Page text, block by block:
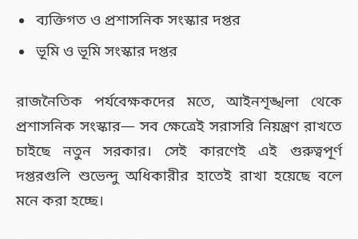
ব্যক্তিগত ও প্রশাসনিক সংস্কার দপ্তর
ভূমি ও ভূমি সংস্কার দপ্তর
রাজনৈতিক পর্যবেক্ষকদের মতে, আইনশৃঙ্খলা থেকে
প্রশাসনিক সংস্কার— সব ক্ষেত্রেই সরাসরি নিয়ন্ত্রণ রাখতে
চাইছে নতুন সরকার। সেই কারণেই এই গুরুত্বপূর্ণ
দপ্তরগুলি শুভেন্দু অধিকারীর হাতেই রাখা হয়েছে বলে
মনে করা হচ্ছে।